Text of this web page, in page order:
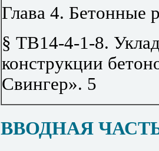
Глава 4. Бетонные
§ ТВ14-4-1-8.
конструкции
Свингер». 5
ВВОДНАЯ